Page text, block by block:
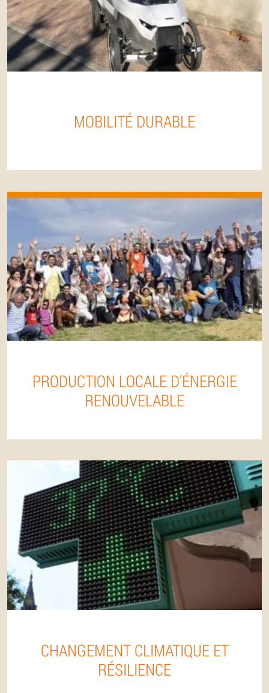
MOBILITÉ DURABLE
PRODUCTION LOCALE D’ÉNERGIE
RENOUVELABLE
CHANGEMENT CLIMATIQUE ET
RÉSILIENCE